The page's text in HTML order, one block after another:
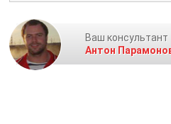
Ваш консультант
Антон